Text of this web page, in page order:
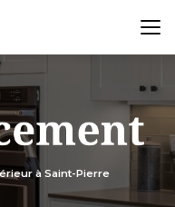
à Saint-Pierre